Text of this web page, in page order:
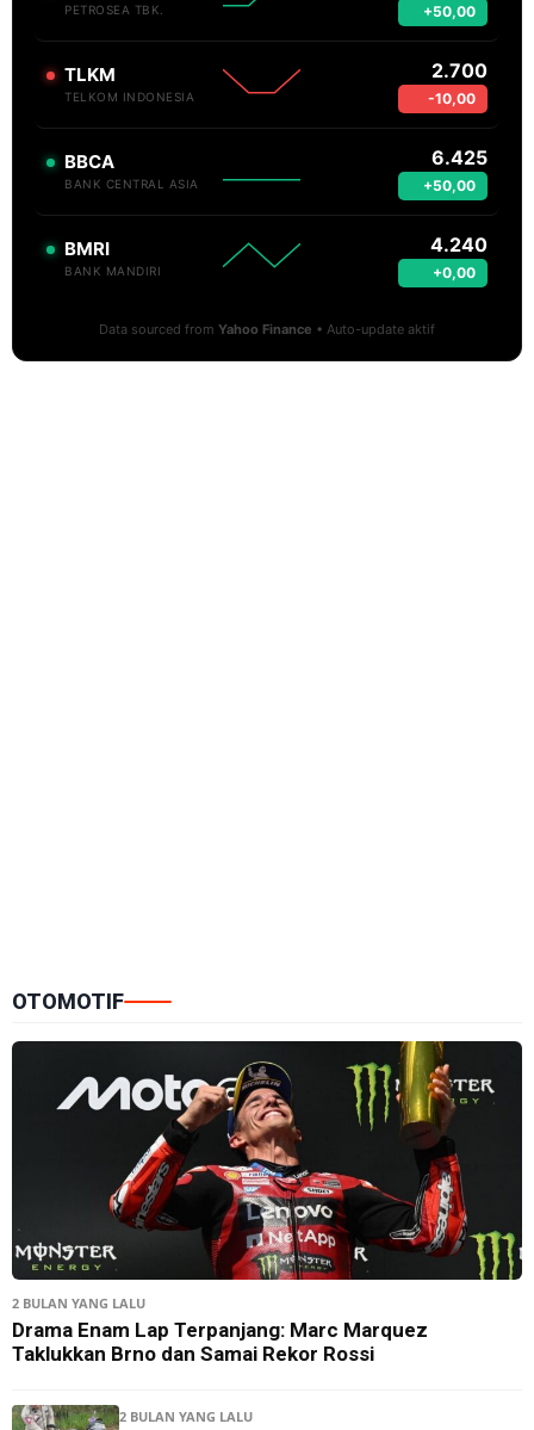
PETROSEA TBK. +50,00
TLKM
TELKOM INDONESIA
2.700
-10,00
BBCA
BANK CENTRAL ASIA
6.425
+50,00
BMRI
BANK MANDIRI
4.240
+0,00
Data sourced from Yahoo Finance • Auto-update aktif
OTOMOTIF
2 BULAN YANG LALU
Drama Enam Lap Terpanjang: Marc Marquez
Taklukkan Brno dan Samai Rekor Rossi
2 BULAN YANG LALU